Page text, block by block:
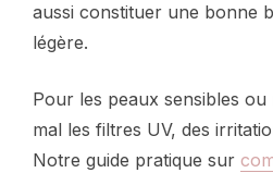
aussi constituer une bonne
légère.
Pour les peaux sensibles
mal les filtres UV, des
Notre guide pratique sur